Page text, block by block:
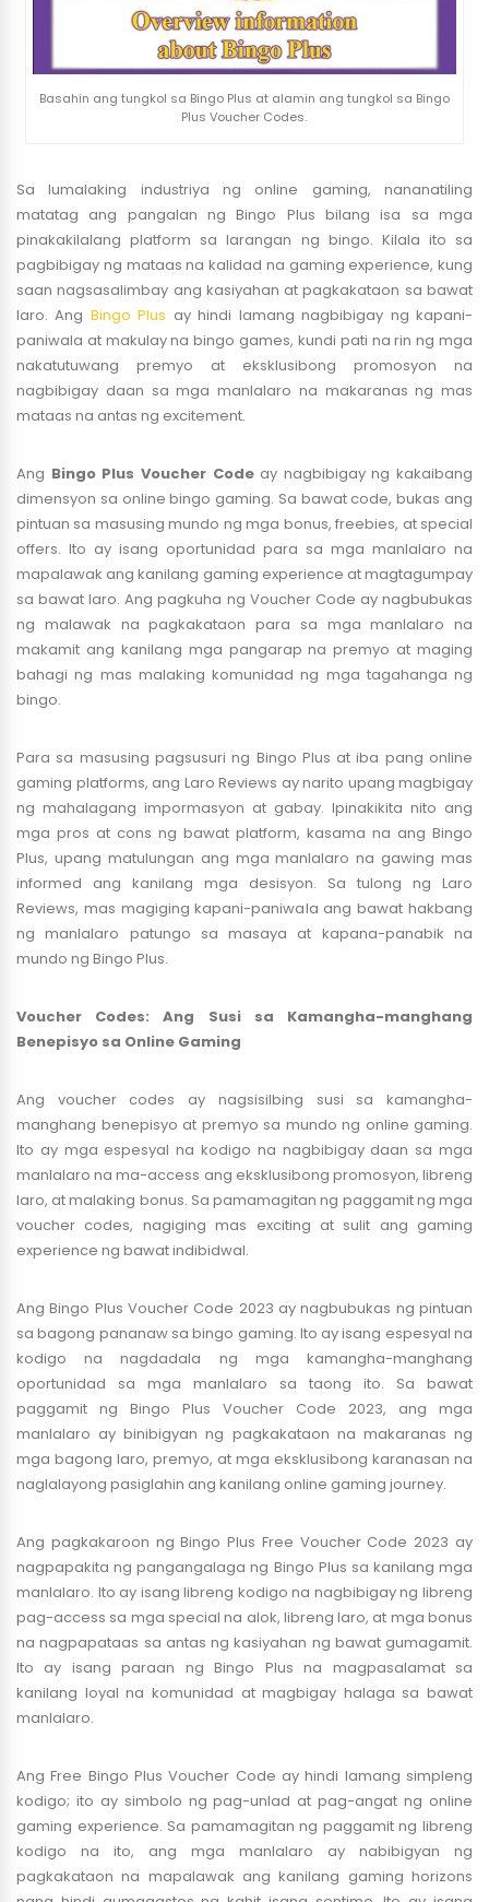
Basahin ang tungkol sa Bingo Plus at alamin ang tungkol sa Bingo
Plus Voucher Codes.
Sa lumalaking industriya ng online gaming, nananatiling
matatag ang pangalan ng Bingo Plus bilang isa sa mga
pinakakilalang platform sa larangan ng bingo. Kilala ito sa
pagbibigay ng mataas na kalidad na gaming experience, kung
saan nagsasalimbay ang kasiyahan at pagkakataon sa bawat
laro. Ang Bingo Plus ay hindi lamang nagbibigay ng kapani-
paniwala at makulay na bingo games, kundi pati na rin ng mga
nakatutuwang premyo at eksklusibong promosyon na
nagbibigay daan sa mga manlalaro na makaranas ng mas
mataas na antas ng excitement.
Ang Bingo Plus Voucher Codeay nagbibigay ng kakaibang
dimensyon sa online bingo gaming. Sa bawat code, bukas ang
pintuan sa masusing mundo ng mga bonus, freebies, at special
offers. Ito ay isang oportunidad para sa mga manlalaro na
mapalawak ang kanilang gaming experience at magtagumpay
sa bawat laro. Ang pagkuha ng Voucher Code ay nagbubukas
ng malawak na pagkakataon para sa mga manlalaro na
makamit ang kanilang mga pangarap na premyo at maging
bahagi ng mas malaking komunidad ng mga tagahanga ng
bingo.
Para sa masusing pagsusuri ng Bingo Plus at iba pang online
gaming platforms, ang Laro Reviews ay narito upang magbigay
ng mahalagang impormasyon at gabay. Ipinakikita nito ang
mga pros at cons ng bawat platform, kasama na ang Bingo
Plus, upang matulungan ang mga manlalaro na gawing mas
informed ang kanilang mga desisyon. Sa tulong ng Laro
Reviews, mas magiging kapani-paniwala ang bawat hakbang
ng manlalaro patungo sa masaya at kapana-panabik na
mundo ng Bingo Plus.
Voucher Codes: Ang Susi sa Kamangha-manghang
Benepisyo sa Online Gaming
Ang voucher codes ay nagsisilbing susi sa kamangha-
manghang benepisyo at premyo sa mundo ng online gaming.
Ito ay mga espesyal na kodigo na nagbibigay daan sa mga
manlalaro na ma-access ang eksklusibong promosyon, libreng
laro, at malaking bonus. Sa pamamagitan ng paggamit ng mga
voucher codes, nagiging mas exciting at sulit ang gaming
experience ng bawat indibidwal.
Ang Bingo Plus Voucher Code 2023 ay nagbubukas ng pintuan
sa bagong pananaw sa bingo gaming. Ito ay isang espesyal na
kodigo na nagdadala ng mga kamangha-manghang
oportunidad sa mga manlalaro sa taong ito. Sa bawat
paggamit ng Bingo Plus Voucher Code 2023, ang mga
manlalaro ay binibigyan ng pagkakataon na makaranas ng
mga bagong laro, premyo, at mga eksklusibong karanasan na
naglalayong pasiglahin ang kanilang online gaming journey.
Ang pagkakaroon ng Bingo Plus Free Voucher Code 2023 ay
nagpapakita ng pangangalaga ng Bingo Plus sa kanilang mga
manlalaro. Ito ay isang libreng kodigo na nagbibigay ng libreng
pag-access sa mga special na alok, libreng laro, at mga bonus
na nagpapataas sa antas ng kasiyahan ng bawat gumagamit.
Ito ay isang paraan ng Bingo Plus na magpasalamat sa
kanilang loyal na komunidad at magbigay halaga sa bawat
manlalaro.
Ang Free Bingo Plus Voucher Code ay hindi lamang simpleng
kodigo; ito ay simbolo ng pag-unlad at pag-angat ng online
gaming experience. Sa pamamagitan ng paggamit ng libreng
kodigo na ito, ang mga manlalaro ay nabibigyan ng
pagkakataon na mapalawak ang kanilang gaming horizons